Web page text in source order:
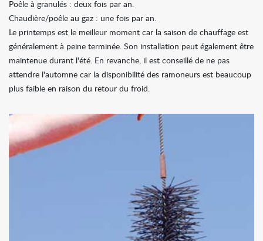
Poêle à granulés : deux fois par an.
Chaudière/poêle au gaz : une fois par an.
Le printemps est le meilleur moment car la saison de chauffage est
généralement à peine terminée. Son installation peut également être
maintenue durant l'été. En revanche, il est conseillé de ne pas
attendre l'automne car la disponibilité des ramoneurs est beaucoup
plus faible en raison du retour du froid.